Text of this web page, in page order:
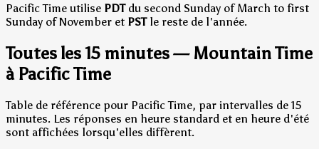
Pacific Time utilise PDTdu second Sunday of March to first
Sunday of November et PSTle reste de l'année.
Toutes les 15 minutes — Mountain Time
à Pacific Time
Table de référence pour Pacific Time, par intervalles de 15
minutes. Les réponses en heure standard et en heure d'été
sont affichées lorsqu'elles diffèrent.